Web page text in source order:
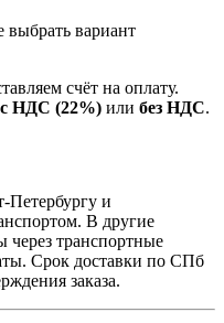
вариант
счёт на оплату.
с НДС (22%) или без НДС.
Петербургу и
В другие
через транспортные
Срок доставки по СПб
заказа.